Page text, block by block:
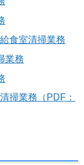
食室清掃業務
業務
掃業務 （PDF：